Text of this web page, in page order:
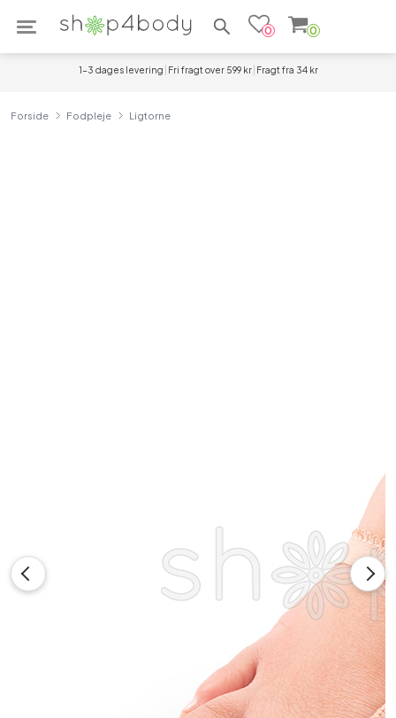
Søg efter produkter
0 0
1-3 dages levering Fri fragt over 599 kr Fragt fra 34 kr
Forside Fodpleje Ligtorne